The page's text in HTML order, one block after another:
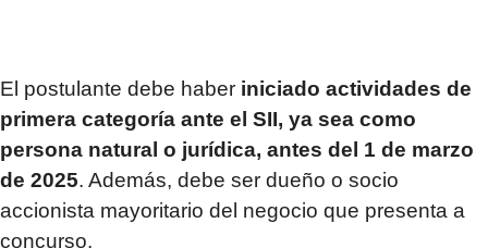
El postulante debe haber iniciado actividades de
primera categoría ante el SII, ya sea como
persona natural o jurídica, antes del 1 de marzo
de 2025. Además, debe ser dueño o socio
accionista mayoritario del negocio que presenta a
concurso.